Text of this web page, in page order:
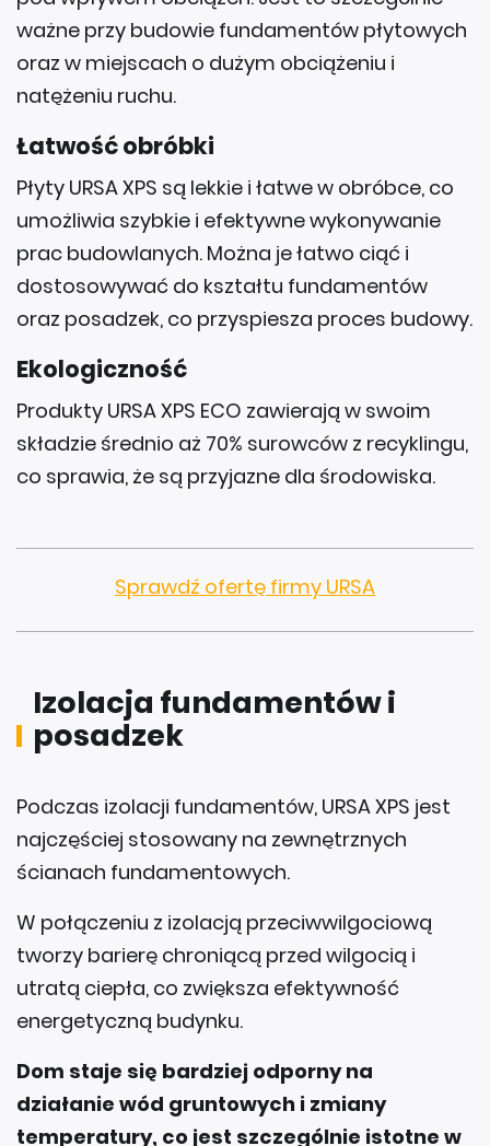
ważne przy budowie fundamentów płytowych
oraz w miejscach o dużym obciążeniu i
natężeniu ruchu.
Łatwość obróbki
Płyty URSA XPS są lekkie i łatwe w obróbce, co
umożliwia szybkie i efektywne wykonywanie
prac budowlanych. Można je łatwo ciąć i
dostosowywać do kształtu fundamentów
oraz posadzek, co przyspiesza proces budowy.
Ekologiczność
Produkty URSA XPS ECO zawierają w swoim
składzie średnio aż 70% surowców z recyklingu,
co sprawia, że są przyjazne dla środowiska.
Sprawdź ofertę firmy URSA
Izolacja fundamentów i
posadzek
Podczas izolacji fundamentów, URSA XPS jest
najczęściej stosowany na zewnętrznych
ścianach fundamentowych.
W połączeniu z izolacją przeciwwilgociową
tworzy barierę chroniącą przed wilgocią i
utratą ciepła, co zwiększa efektywność
energetyczną budynku.
Dom staje się bardziej odporny na
działanie wód gruntowych i zmiany
temperatury, co jest szczególnie istotne w